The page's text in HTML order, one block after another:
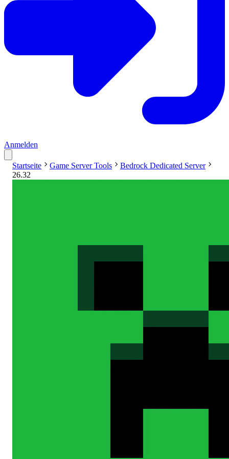
Anmelden
Startseite Game Server Tools
Bedrock Dedicated Server
26.32